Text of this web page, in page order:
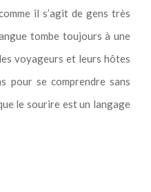
il s’agit de gens très
tombe toujours à une
voyageurs et leurs hôtes
pour se comprendre sans
le sourire est un langage